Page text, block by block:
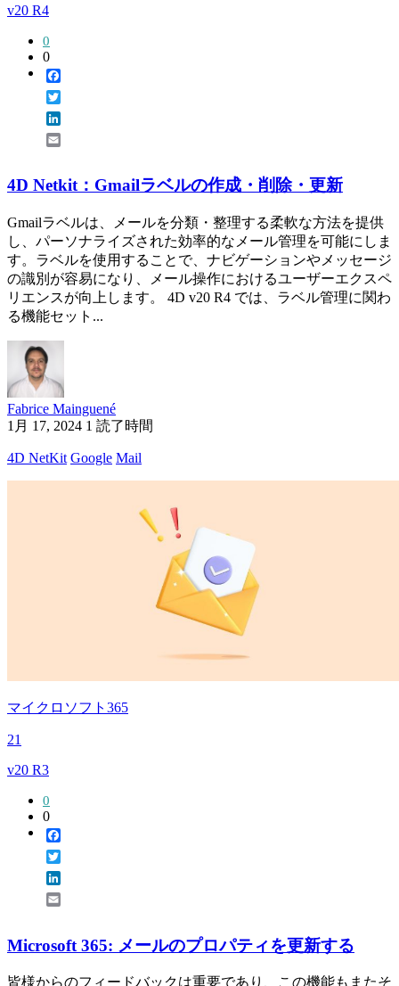
v20 R4
0
0
4D Netkit：Gmailラベルの作成・削除・更新
Gmailラベルは、メールを分類・整理する柔軟な方法を提供
し、パーソナライズされた効率的なメール管理を可能にしま
す。ラベルを使用することで、ナビゲーションやメッセージ
の識別が容易になり、メール操作におけるユーザーエクスペ
リエンスが向上します。 4D v20 R4 では、ラベル管理に関わ
る機能セット...
Fabrice Mainguené
1月 17, 2024 1 読了時間
4D NetKit Google Mail
マイクロソフト365
21
v20 R3
0
0
Microsoft 365: メールのプロパティを更新する
皆様からのフィードバックは重要であり、この機能もまたそ